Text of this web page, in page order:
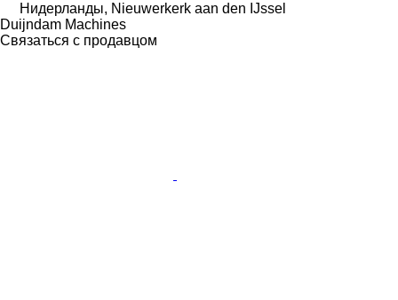
Нидерланды, Nieuwerkerk aan den IJssel
Duijndam Machines
Связаться с продавцом